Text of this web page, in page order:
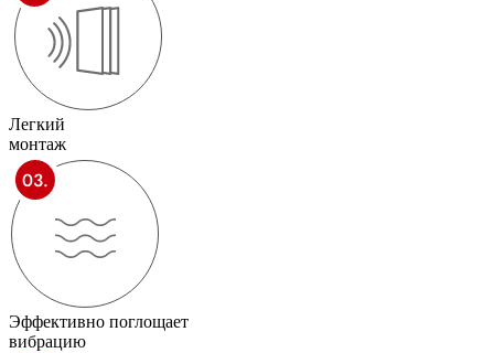
Легкий
монтаж
Эффективно поглощает
вибрацию